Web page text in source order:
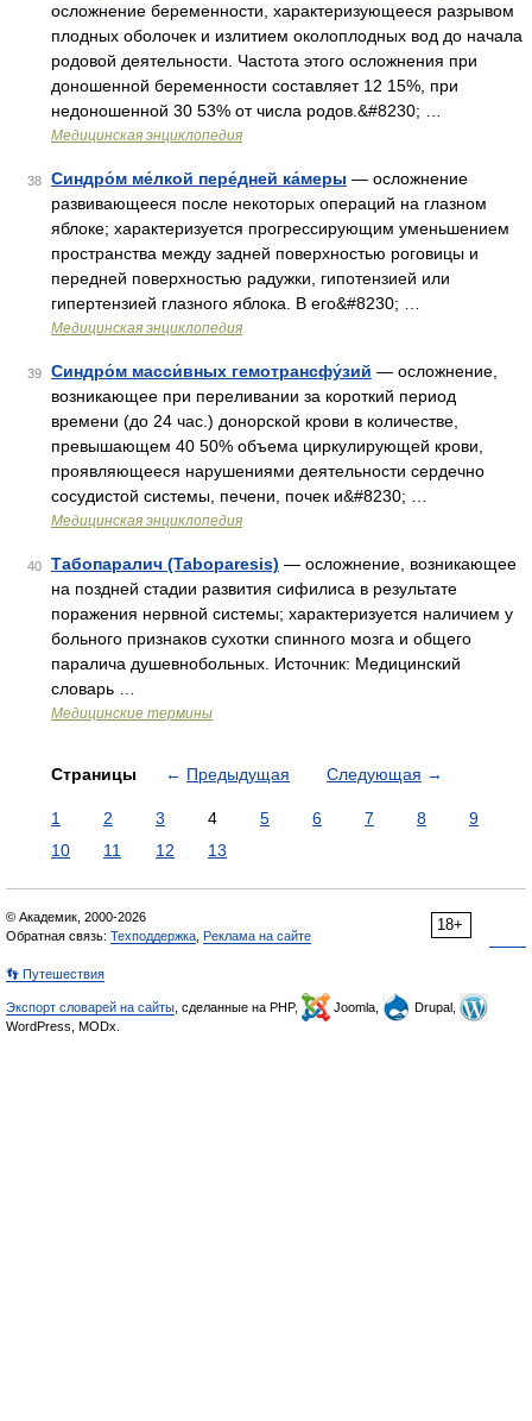
осложнение беременности, характеризующееся разрывом
плодных оболочек и излитием околоплодных вод до начала
родовой деятельности. Частота этого осложнения при
доношенной беременности составляет 12 15%, при
недоношенной 30 53% от числа родов.&#8230; …
Медицинская энциклопедия
38 Синдро́м ме́лкой пере́дней ка́меры — осложнение
развивающееся после некоторых операций на глазном
яблоке; характеризуется прогрессирующим уменьшением
пространства между задней поверхностью роговицы и
передней поверхностью радужки, гипотензией или
гипертензией глазного яблока. В его&#8230; …
Медицинская энциклопедия
39 Синдро́м масси́вных гемотрансфу́зий — осложнение,
возникающее при переливании за короткий период
времени (до 24 час.) донорской крови в количестве,
превышающем 40 50% объема циркулирующей крови,
проявляющееся нарушениями деятельности сердечно
сосудистой системы, печени, почек и&#8230; …
Медицинская энциклопедия
40 Табопаралич (Taboparesis) — осложнение, возникающее
на поздней стадии развития сифилиса в результате
поражения нервной системы; характеризуется наличием у
больного признаков сухотки спинного мозга и общего
паралича душевнобольных. Источник: Медицинский
словарь …
Медицинские термины
Страницы ← Предыдущая Следующая →
1 2 3 4 5 6 7 8
9
10
11 12 13
18+
© Академик, 2000-2026
Обратная связь: Техподдержка Реклама на сайте
👣 Путешествия
Экспорт словарей на сайты , сделанные на PHP, Joomla,
Drupal,
WordPress, MODx.